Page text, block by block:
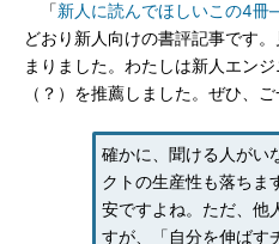
「新人に読んでほしいこの4
どおり新人向けの書評記事です
まりました。わたしは新人エン
（？）を推薦しました。ぜひ、ご
確かに、聞ける人がい
クトの生産性も落ちま
安ですよね。ただ、他
すが、「自分を伸ばす